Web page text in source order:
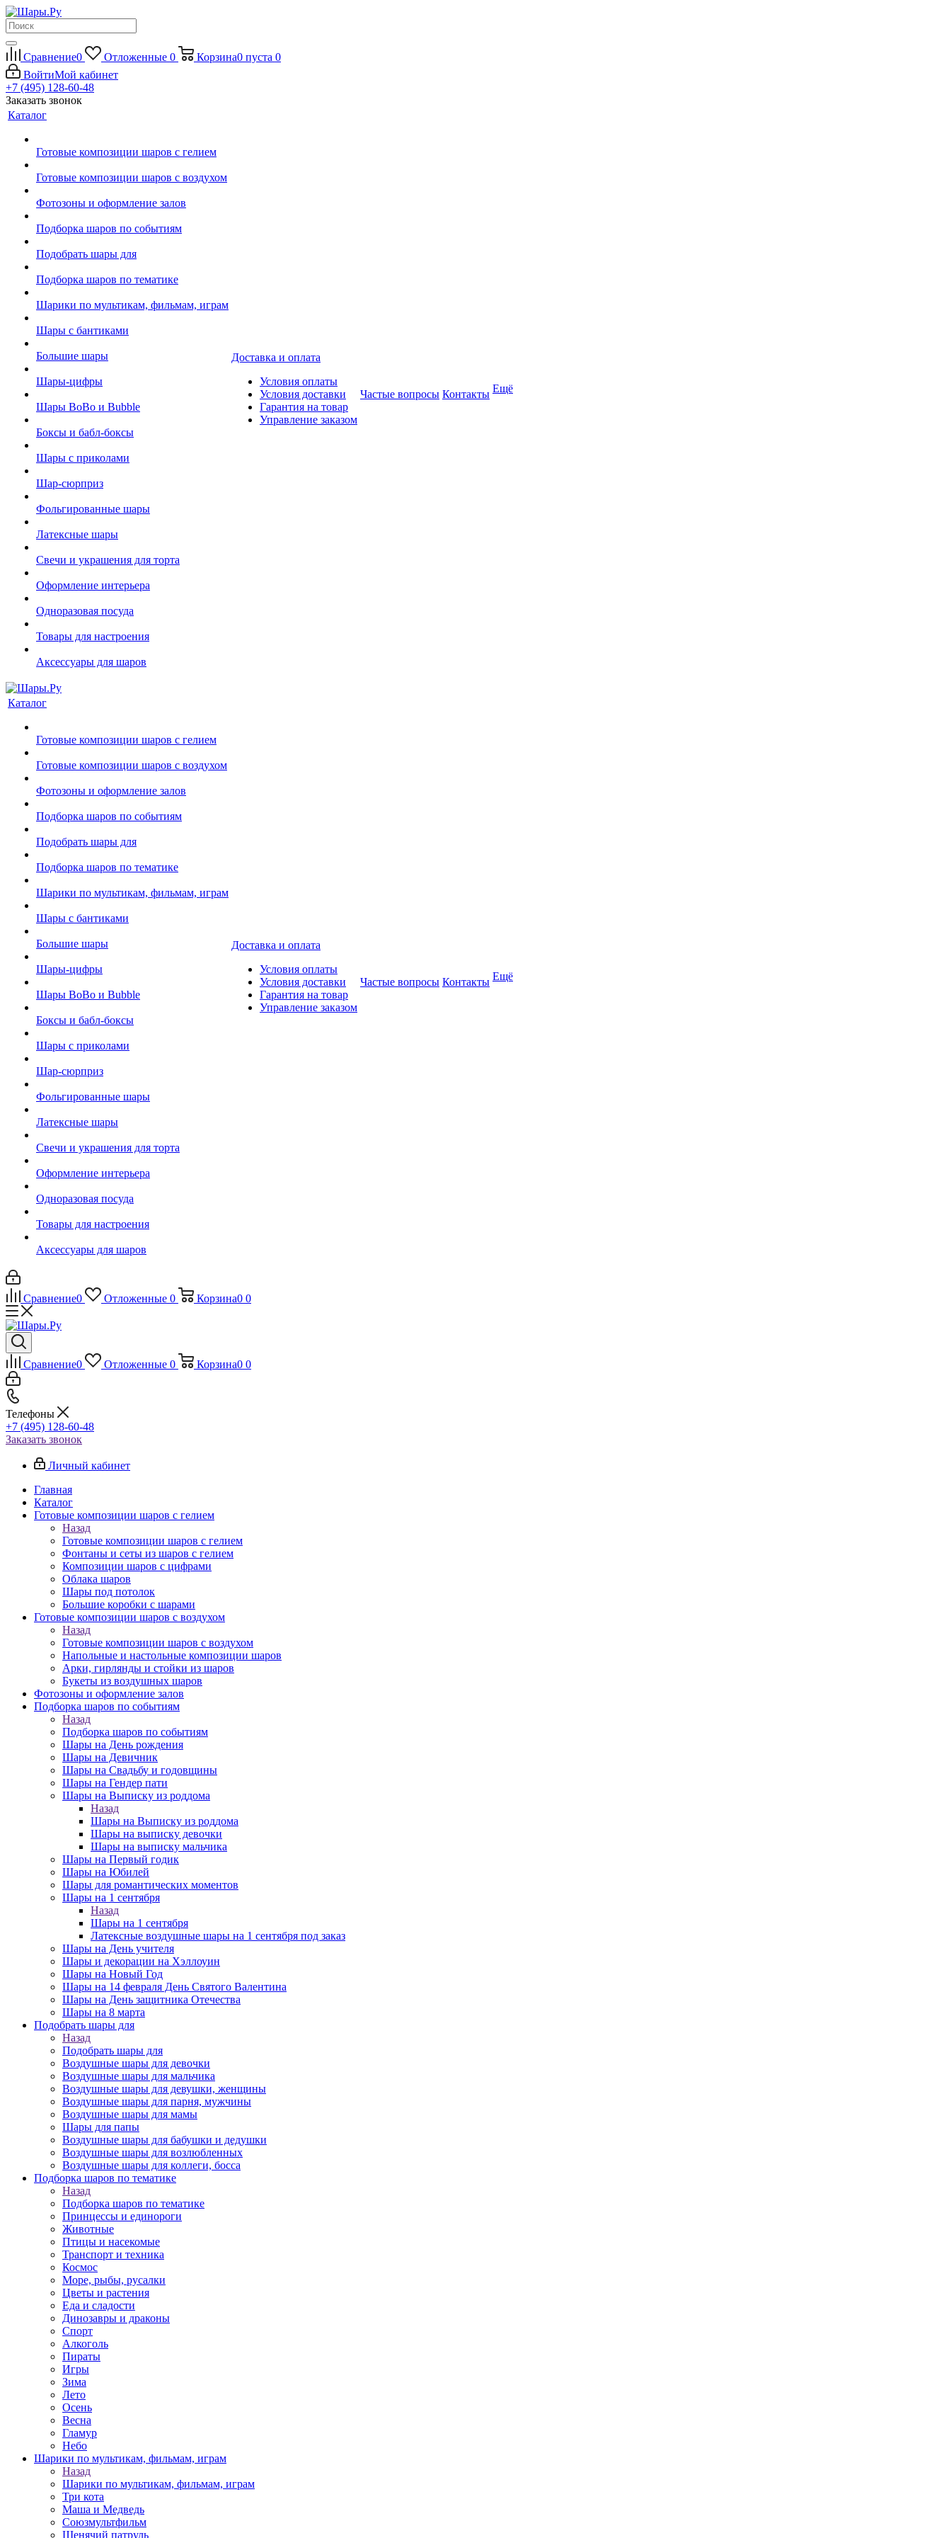
Сравнение0 Отложенные 0 Корзина0 пуста 0
ВойтиМой кабинет
+7 (495) 128-60-48
Заказать звонок
Каталог
Готовые композиции шаров с гелием
Готовые композиции шаров с воздухом
Фотозоны и оформление залов
Подборка шаров по событиям
Подобрать шары для
Подборка шаров по тематике
Шарики по мультикам, фильмам, играм
Шары с бантиками
Большие шары
Шары-цифры
Шары BoBo и Bubble
Боксы и бабл-боксы
Шары с приколами
Шар-сюрприз
Фольгированные шары
Латексные шары
Свечи и украшения для торта
Оформление интерьера
Одноразовая посуда
Товары для настроения
Аксессуары для шаров
Доставка и оплата
Условия оплаты
Условия доставки
Гарантия на товар
Управление заказом
Частые вопросы Контакты Ещё
Каталог
Готовые композиции шаров с гелием
Готовые композиции шаров с воздухом
Фотозоны и оформление залов
Подборка шаров по событиям
Подобрать шары для
Подборка шаров по тематике
Шарики по мультикам, фильмам, играм
Шары с бантиками
Большие шары
Шары-цифры
Шары BoBo и Bubble
Боксы и бабл-боксы
Шары с приколами
Шар-сюрприз
Фольгированные шары
Латексные шары
Свечи и украшения для торта
Оформление интерьера
Одноразовая посуда
Товары для настроения
Аксессуары для шаров
Доставка и оплата
Условия оплаты
Условия доставки
Гарантия на товар
Управление заказом
Частые вопросы Контакты Ещё
Сравнение0 Отложенные 0 Корзина0 0
Сравнение0 Отложенные 0 Корзина0 0
Телефоны
+7 (495) 128-60-48
Заказать звонок
Личный кабинет
Главная
Каталог
Готовые композиции шаров с гелием
Назад
Готовые композиции шаров с гелием
Фонтаны и сеты из шаров с гелием
Композиции шаров с цифрами
Облака шаров
Шары под потолок
Большие коробки с шарами
Готовые композиции шаров с воздухом
Назад
Готовые композиции шаров с воздухом
Напольные и настольные композиции шаров
Арки, гирлянды и стойки из шаров
Букеты из воздушных шаров
Фотозоны и оформление залов
Подборка шаров по событиям
Назад
Подборка шаров по событиям
Шары на День рождения
Шары на Девичник
Шары на Свадьбу и годовщины
Шары на Гендер пати
Шары на Выписку из роддома
Назад
Шары на Выписку из роддома
Шары на выписку девочки
Шары на выписку мальчика
Шары на Первый годик
Шары на Юбилей
Шары для романтических моментов
Шары на 1 сентября
Назад
Шары на 1 сентября
Латексные воздушные шары на 1 сентября под заказ
Шары на День учителя
Шары и декорации на Хэллоуин
Шары на Новый Год
Шары на 14 февраля День Святого Валентина
Шары на День защитника Отечества
Шары на 8 марта
Подобрать шары для
Назад
Подобрать шары для
Воздушные шары для девочки
Воздушные шары для мальчика
Воздушные шары для девушки, женщины
Воздушные шары для парня, мужчины
Воздушные шары для мамы
Шары для папы
Воздушные шары для бабушки и дедушки
Воздушные шары для возлюбленных
Воздушные шары для коллеги, босса
Подборка шаров по тематике
Назад
Подборка шаров по тематике
Принцессы и единороги
Животные
Птицы и насекомые
Транспорт и техника
Космос
Море, рыбы, русалки
Цветы и растения
Еда и сладости
Динозавры и драконы
Спорт
Алкоголь
Пираты
Игры
Зима
Лето
Осень
Весна
Гламур
Небо
Шарики по мультикам, фильмам, играм
Назад
Шарики по мультикам, фильмам, играм
Три кота
Маша и Медведь
Союзмультфильм
Щенячий патруль